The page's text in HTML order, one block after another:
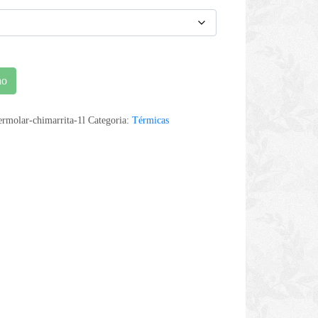
chimarrita-1l Categoria:Térmicas